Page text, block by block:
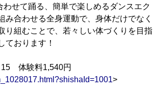
せて踊る、簡単で楽しめるダンスエク
合わせる全身運動で、身体だけでなく
り組むことで、若々しい体づくりを目指
ております！
体験料1,540円
>